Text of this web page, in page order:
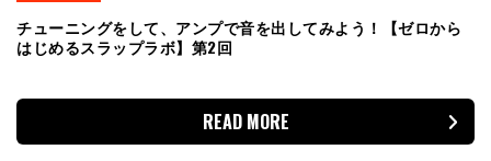
チューニングをして、アンプで音を出してみよう！【ゼロから
はじめるスラップラボ】第2回
READ MORE